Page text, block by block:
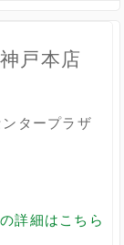
戸本店
タープラザ
詳細はこちら